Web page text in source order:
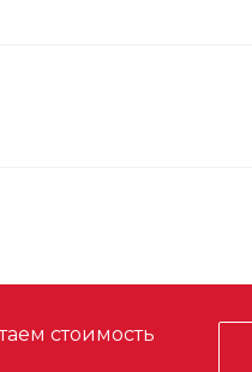
стоимость